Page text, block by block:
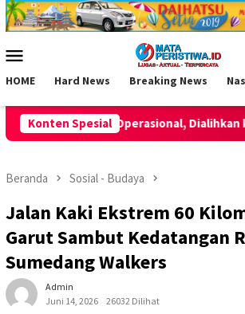
Loncat
ke
Mobile
HOME Hard News Breaking News
Konten Spesial
Dialihkan ke Tol Manyar
Beranda Sosial - Budaya
Jalan Kaki Ekstrem 60
Garut Sambut Kedatangan
Sumedang Walkers
Admin
Juni 14, 2026
26032 Dilihat